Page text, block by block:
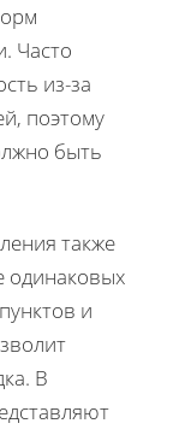
Часто
из-за
поэтому
быть
также
одинаковых
и
В